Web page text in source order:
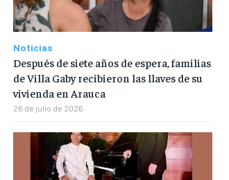
Noticias
Después de siete años de espera, familias
de Villa Gaby recibieron las llaves de su
vivienda en Arauca
26 de julio de 2026